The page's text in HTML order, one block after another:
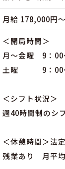
月給 178,000円
＜開局時間＞
月〜金曜 9：00
土曜 9：00
＜シフト状況＞
週40時間制のシ
＜休憩時間＞法
残業あり 月平